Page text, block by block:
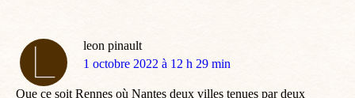
leon pinault
dit
1 octobre 2022 à 12 h 29 min
Que ce soit Rennes où Nantes deux villes tenues par deux